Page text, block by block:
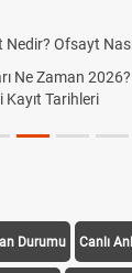
Ofsayt
Ne Zaman
Kayıt Tarihleri
Durumu Canlı